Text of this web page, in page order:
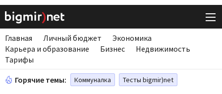
Главная Личный бюджет
Экономика
Карьера и образование
Бизнес
Недвижимость
Тарифы
Горячие темы: Коммуналка Тесты bigmir)net